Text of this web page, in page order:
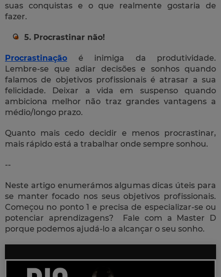
suas conquistas e o que realmente gostaria de
fazer.
5. Procrastinar não!
Procrastinação é inimiga da produtividade.
Lembre-se que adiar decisões e sonhos quando
falamos de objetivos profissionais é atrasar a sua
felicidade. Deixar a vida em suspenso quando
ambiciona melhor não traz grandes vantagens a
médio/longo prazo.
Quanto mais cedo decidir e menos procrastinar,
mais rápido está a trabalhar onde sempre sonhou.
--
Neste artigo enumerámos algumas dicas úteis para
se manter focado nos seus objetivos profissionais.
Começou no ponto 1 e precisa de especializar-se ou
potenciar aprendizagens? Fale com a Master D
porque podemos ajudá-lo a alcançar o seu sonho.